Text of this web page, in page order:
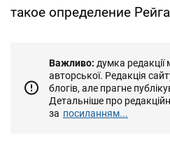
такое определение
Важливо: думка редакції
авторської. Редакція
блогів, але прагне
Детальніше про
за посиланням...